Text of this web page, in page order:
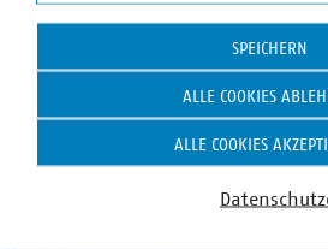
VKU AKADEMIE
VKU VERLAG
Statistik
SPEICHERN
ALLE COOKIES
ALLE COOKIES